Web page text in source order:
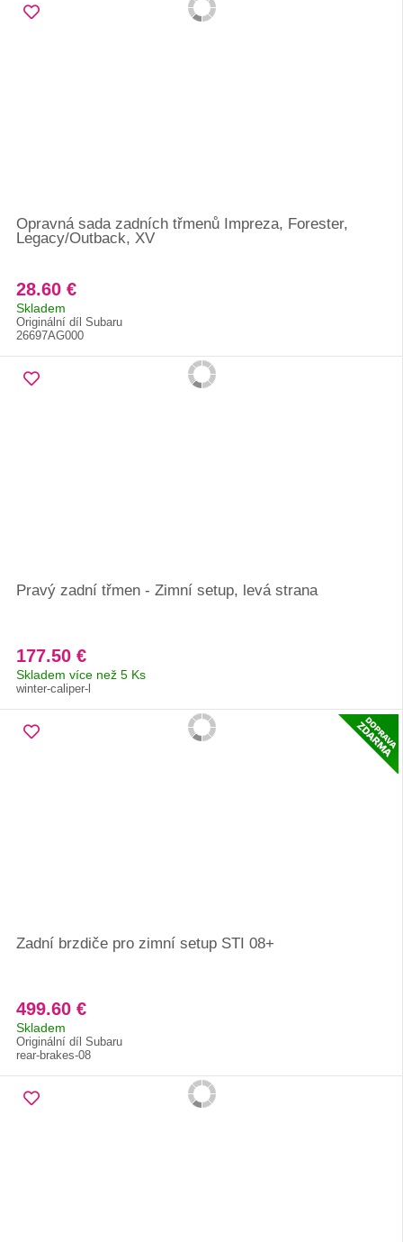
Opravná sada zadních třmenů Impreza, Forester,
Legacy/Outback, XV
28.60 €
Skladem
Originální díl Subaru
26697AG000
Pravý zadní třmen - Zimní setup, levá strana
177.50 €
Skladem více než 5 Ks
winter-caliper-l
Zadní brzdiče pro zimní setup STI 08+
499.60 €
Skladem
Originální díl Subaru
rear-brakes-08